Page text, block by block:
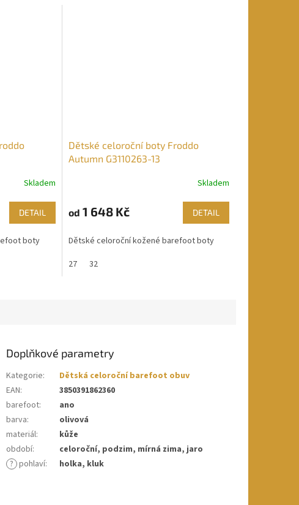
Skladem
DETAIL
boty
Dětské celoroční boty Froddo
Autumn G3110263-13
Skladem
od 1 648 Kč DETAIL
Dětské celoroční kožené barefoot boty
27
32
Doplňkové parametry
Kategorie:
Dětská celoroční barefoot obuv
EAN:
3850391862360
barefoot:
ano
barva:
olivová
materiál:
kůže
období:
celoroční, podzim, mírná zima, jaro
? pohlaví: holka, kluk